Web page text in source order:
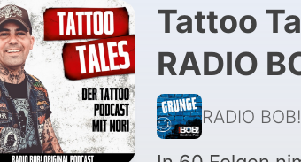
Tattoo
RADIO
Tattoo
RADIO BOB!